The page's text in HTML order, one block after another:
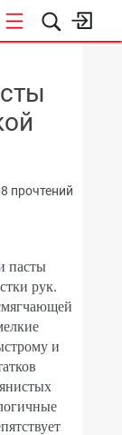
прочтений
пасты
рук.
и